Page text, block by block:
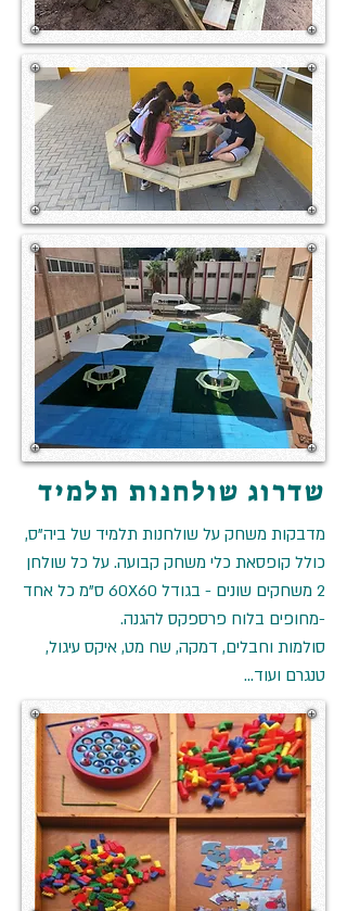
שדרוג שולחנות תלמיד
מדבקות משחק על שולחנות תלמיד של ביה”ס,
כולל קופסאת כלי משחק קבועה. על כל שולחן
2 משחקים שונים - בגודל 60X60 ס”מ כל אחד
-מחופים בלוח פרספקס להגנה.
סולמות וחבלים, דמקה, שח מט, איקס עיגול,
טנגרם ועוד...